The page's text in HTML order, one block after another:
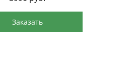
Заказать